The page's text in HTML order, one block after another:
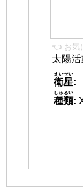
👈 お気
太陽活
衛星
えいせい
:
種類
しゅるい
: